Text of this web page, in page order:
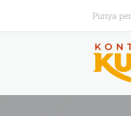
Punya